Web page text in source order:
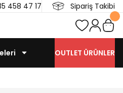
458 47 17 Sipariş Takibi
OUTLET ÜRÜNLER